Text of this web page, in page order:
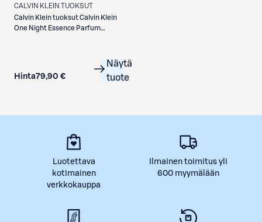
CALVIN KLEIN TUOKSUT
Calvin Klein tuoksutCalvin Klein
One Night Essence Parfum
Hinta79,90 €
Näytä
tuote
Luotettava
kotimainen
verkkokauppa
Ilmainen toimitus yli
600 myymälään